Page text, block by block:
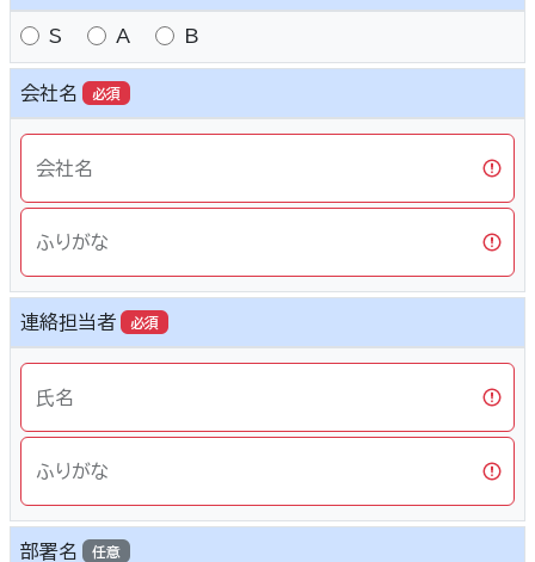
S A B
会社名 必須
会社名
ふりがな
連絡担当者 必須
氏名
ふりがな
部署名 任意